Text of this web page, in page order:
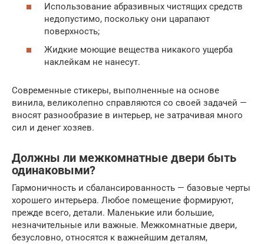
Использование абразивных чистящих средств
недопустимо, поскольку они царапают
поверхность;
Жидкие моющие вещества никакого ущерба
наклейкам не нанесут.
Современные стикеры, выполненные на основе
винила, великолепно справляются со своей задачей —
вносят разнообразие в интерьер, не затрачивая много
сил и денег хозяев.
Должны ли межкомнатные двери быть
одинаковыми?
Гармоничность и сбалансированность — базовые черты
хорошего интерьера. Любое помещение формируют,
прежде всего, детали. Маленькие или большие,
незначительные или важные. Межкомнатные двери,
безусловно, относятся к важнейшим деталям,